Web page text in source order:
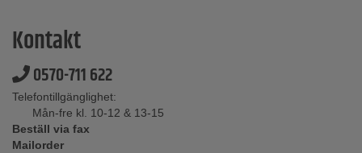
Kontakt
0570-711 622
Telefontillgänglighet:
Mån-fre kl. 10-12 & 13-15
Beställ via fax
Mailorder